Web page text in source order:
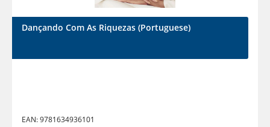
Dançando Com As Riquezas (Portuguese)
EAN:9781634936101